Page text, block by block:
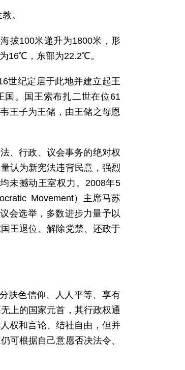
教。
拔100米递升为1800米，形
16℃，东部为22.2℃。
世纪定居于此地并建立起王
国。国王索布扎二世在位61
王子为王储，由王储之母恩
、行政、议会事务的绝对权
认为新宪法违背民意，强烈
未撼动王室权力。2008年5
Movement）主席马苏
会选举，多数进步力量予以
王退位、解除党禁、还政于
肤色信仰、人人平等、享有
上的国家元首，其行政权通
权和言论、结社自由，但并
可根据自己意愿否决法令、